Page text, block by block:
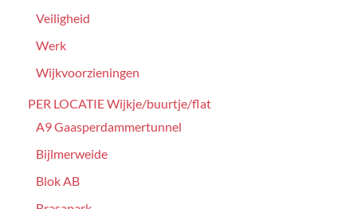
Veiligheid
Werk
Wijkvoorzieningen
PER LOCATIE Wijkje/buurtje/flat
A9 Gaasperdammertunnel
Bijlmerweide
Blok AB